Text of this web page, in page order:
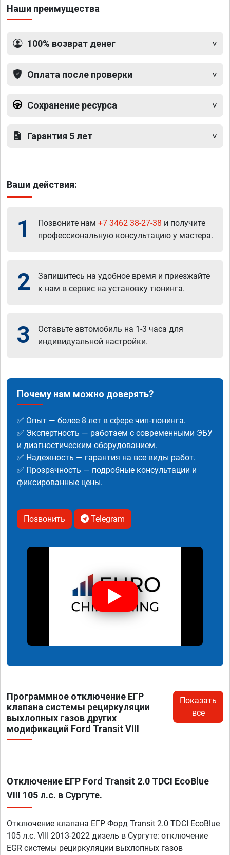
Наши преимущества
100% возврат денег
Оплата после проверки
Сохранение ресурса
Гарантия 5 лет
Ваши действия:
1 Позвоните нам +7 3462 38-27-38 и получите
профессиональную консультацию у мастера.
2
Запишитесь на удобное время и приезжайте
к нам в сервис на установку тюнинга.
3
Оставьте автомобиль на 1-3 часа для
индивидуальной настройки.
Почему нам можно доверять?
✅ Опыт — более 8 лет в сфере чип-тюнинга.
✅ Экспертность — работаем с современными ЭБУ
и диагностическим оборудованием.
✅ Надежность — гарантия на все виды работ.
✅ Прозрачность — подробные консультации и
фиксированные цены.
Позвонить Telegram
Программное отключение ЕГР
клапана системы рециркуляции
выхлопных газов других
модификаций Ford Transit VIII
Показать
все
Отключение ЕГР Ford Transit 2.0 TDCI EcoBlue
VIII 105 л.с. в Сургуте.
Отключение клапана ЕГР Форд Transit 2.0 TDCI EcoBlue
105 л.с. VIII 2013-2022 дизель в Сургуте: отключение
EGR системы рециркуляции выхлопных газов